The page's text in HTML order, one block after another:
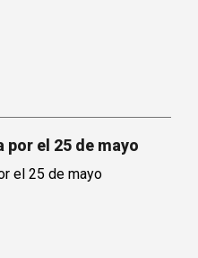
por el 25 de mayo